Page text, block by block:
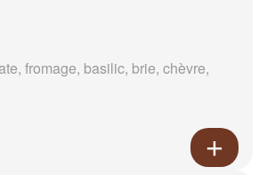
fromage, basilic, brie, chèvre,